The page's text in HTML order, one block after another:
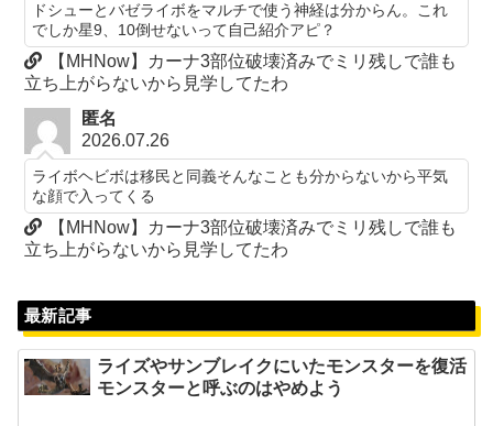
ドシューとバゼライボをマルチで使う神経は分からん。これ
でしか星9、10倒せないって自己紹介アピ？
【MHNow】カーナ3部位破壊済みでミリ残しで誰も
立ち上がらないから見学してたわ
匿名
2026.07.26
ライボヘビボは移民と同義そんなことも分からないから平気
な顔で入ってくる
【MHNow】カーナ3部位破壊済みでミリ残しで誰も
立ち上がらないから見学してたわ
最新記事
ライズやサンブレイクにいたモンスターを復活
モンスターと呼ぶのはやめよう